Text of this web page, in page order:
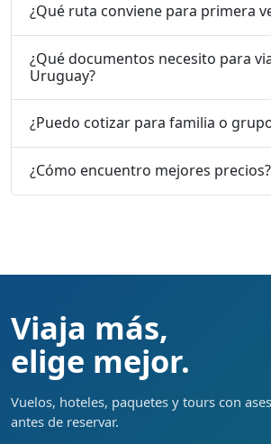
¿Qué ruta conviene para primera
¿Qué documentos necesito para
Uruguay?
¿Puedo cotizar para familia o
¿Cómo encuentro mejores precios?
Viaja más,
elige mejor.
Vuelos, hoteles, paquetes y tours con
antes de reservar.